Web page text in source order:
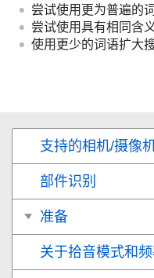
尝试使用更为普遍的词
尝试使用具有相同含
使用更少的词语扩大
支持的相机/摄像
部件识别
准备
关于拾音模式和